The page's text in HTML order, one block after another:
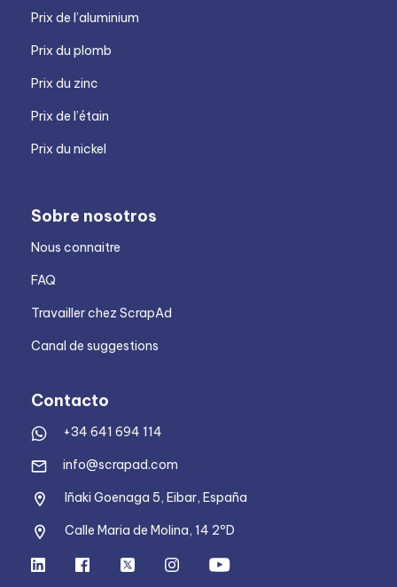
Prix de l’aluminium
Prix du plomb
Prix du zinc
Prix de l’étain
Prix du nickel
Sobre nosotros
Nous connaitre
FAQ
Travailler chez ScrapAd
Canal de suggestions
Contacto
+34 641 694 114
info@scrapad.com
Iñaki Goenaga 5, Eibar, España
Calle Maria de Molina, 14 2ºD